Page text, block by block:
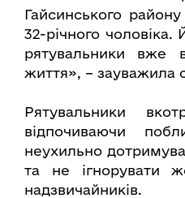
Гайсинського
32-річного чоловіка.
рятувальники вже
життя», – зауважила
Рятувальники
відпочиваючи
неухильно
та не ігнорувати
надзвичайників.